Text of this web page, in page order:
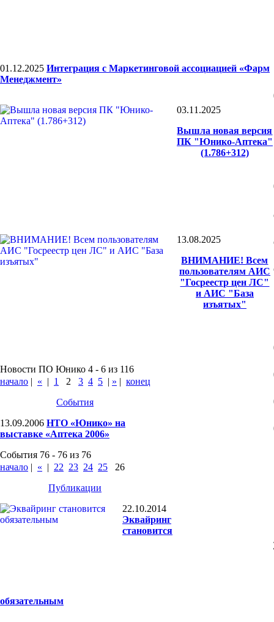
01.12.2025 Интеграция с Маркетинговой ассоциацией «Фарм
Менеджмент»
03.11.2025
Вышла новая версия
ПК "Юнико-Аптека"
(1.786+312)
13.08.2025
ВНИМАНИЕ! Всем
пользователям АИС
"Госреестр цен ЛС"
и АИС "База
изъятых"
Новости ПО Юнико 4 - 6 из 116
начало | « | 1 2 3 4 5 | » | конец
События
13.09.2006 НТО «Юнико» на
выставке «Аптека 2006»
События 76 - 76 из 76
начало | « | 22 23 24 25
26
Публикации
22.10.2014
Эквайринг
становится
обязательным